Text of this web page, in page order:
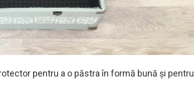
pentru a o păstra în formă bună și pentru